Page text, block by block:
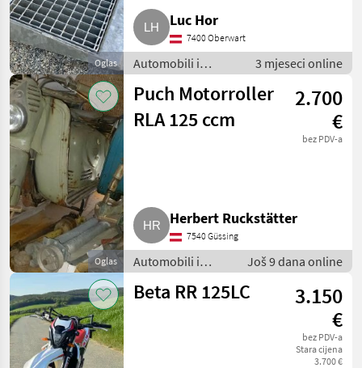
Oglas
Luc Hor
7400 Oberwart
Automobili i
motocikli / Motori
3 mjeseci online
Oglas
Puch Motorroller
RLA 125 ccm
2.700
€
bez PDV-a
Herbert Ruckstätter
7540 Güssing
Automobili i
motocikli / Motori
Još 9 dana online
Beta RR 125LC
3.150
€
bez PDV-a
Stara cijena
3.700 €